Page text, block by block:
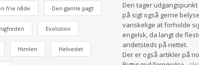
frie nåde Den gamle pagt
Evolution
Himlen Helvedet
Den tager
på sigt også gerne
vanskelige at forholde
engelsk, da langt de
andetsteds på nettet.
Der er også artikler på